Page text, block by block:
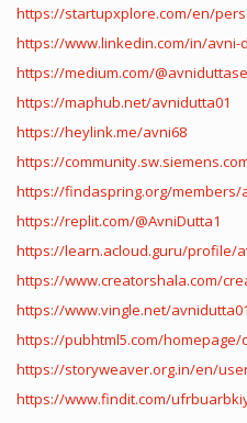
https://startupxplore.com/en/
https://www.linkedin.com/in/avni-
https://medium.com/
https://maphub.net/avnidutta01
https://heylink.me/avni68
https://
https://findaspring.org/members/
https://replit.com/@AvniDutta1
https://learn.acloud.guru/profile/
https://www.creatorshala.com/
https://www.vingle.net/avnidutta01
https://pubhtml5.com/homepage/
https://storyweaver.org.in/en/
https://www.findit.com/